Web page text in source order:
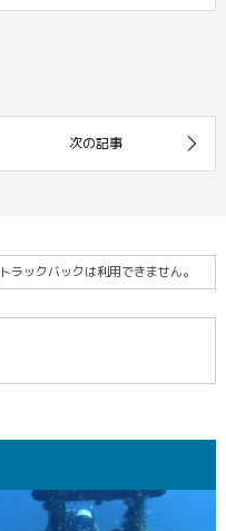
トラックバックは利用できません。